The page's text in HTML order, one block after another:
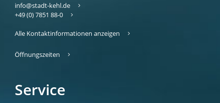
info@stadt-kehl.de
+49 (0) 7851 88-0
Alle Kontaktinformationen anzeigen
Öffnungszeiten
Service